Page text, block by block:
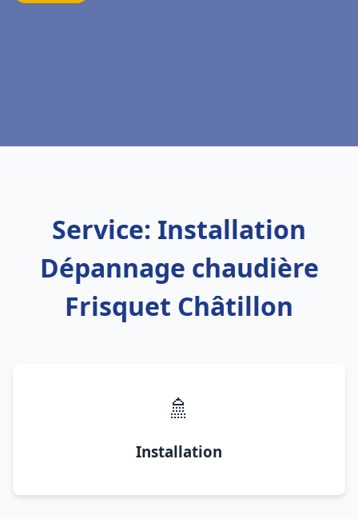
Service: Installation
Dépannage chaudière
Frisquet Châtillon
🚿
Installation